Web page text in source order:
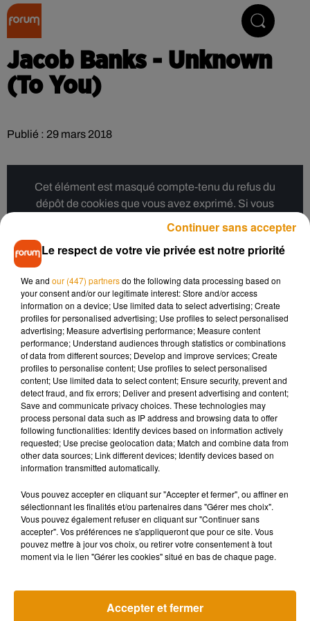
Jacob Banks - Unknown
(To You)
Publié : 29 mars 2018
Cet élément est masqué compte-tenu du refus du
dépôt de cookies que vous avez exprimé. Si vous
Musique
Pomme emprunte le décor de
l’émission « Loups Garous » pour
La version
Day »
+ DE MUSIQUE
Le respect de votre vie privée est notre priorité
We and our (447) partnersdo the following data processing based on
your consent and/or our legitimate interest: Store and/or access
information on a device; Use limited data to select advertising; Create
profiles for personalised advertising; Use profiles to select personalised
advertising; Measure advertising performance; Measure content
performance; Understand audiences through statistics or combinations
of data from different sources; Develop and improve services; Create
profiles to personalise content; Use profiles to select personalised
content; Use limited data to select content; Ensure security, prevent and
detect fraud, and fix errors; Deliver and present advertising and content;
Save and communicate privacy choices. These technologies may
process personal data such as IP address and browsing data to offer
following functionalities: Identify devices based on information actively
requested; Use precise geolocation data; Match and combine data from
other data sources; Link different devices; Identify devices based on
information transmitted automatically.
Vous pouvez accepter en cliquant sur "Accepter et fermer", ou affiner en
sélectionnant les finalités et/ou partenaires dans "Gérer mes choix".
Vous pouvez également refuser en cliquant sur "Continuer sans
accepter". Vos préférences ne s'appliqueront que pour ce site. Vous
pouvez mettre à jour vos choix, ou retirer votre consentement à tout
moment via le lien "Gérer les cookies" situé en bas de chaque page.
Accepter et fermer
Continuer sans accepter